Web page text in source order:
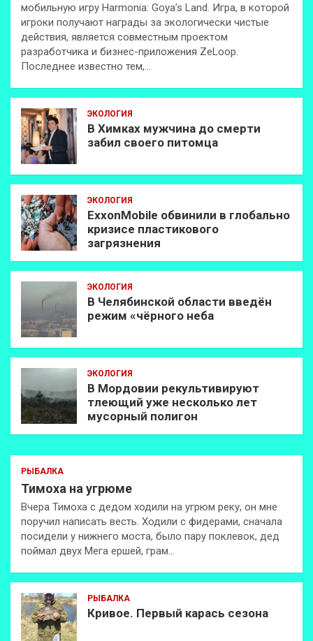
мобильную игру Harmonia: Goya’s Land. Игра, в которой
игроки получают награды за экологически чистые
действия, является совместным проектом
разработчика и бизнес-приложения ZeLoop.
Последнее известно тем,…
ЭКОЛОГИЯ
В Химках мужчина до смерти
забил своего питомца
ЭКОЛОГИЯ
ExxonMobilе обвинили в глобально
кризисе пластикового
загрязнения
ЭКОЛОГИЯ
В Челябинской области введён
режим «чёрного неба
ЭКОЛОГИЯ
В Мордовии рекультивируют
тлеющий уже несколько лет
мусорный полигон
РЫБАЛКА
Тимоха на угрюме
Вчера Тимоха с дедом ходили на угрюм реку, он мне
поручил написать весть. Ходили с фидерами, сначала
посидели у нижнего моста, было пару поклевок, дед
поймал двух Мега ершей, грам…
РЫБАЛКА
Кривое. Первый карась сезона